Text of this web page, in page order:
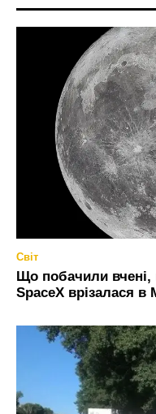
Світ
Що побачили вчені,
SpaceX врізалася в